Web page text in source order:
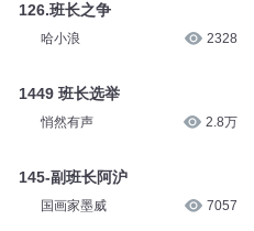
126.班长之争
哈小浪 2328
1449 班长选举
悄然有声 2.8万
145-副班长阿沪
国画家墨威 7057